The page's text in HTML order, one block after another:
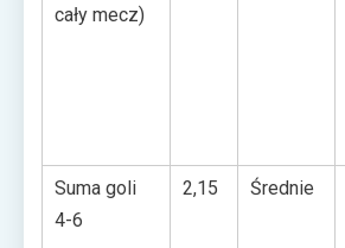
cały mecz)
Suma goli
4-6
2,15 Średnie